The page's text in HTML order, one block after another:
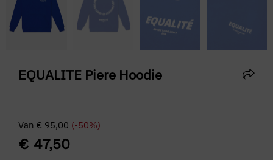
EQUALITE Piere Hoodie
Van € 95,00 (-50%)
€ 47,50